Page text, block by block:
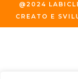
@2024
CREATO E